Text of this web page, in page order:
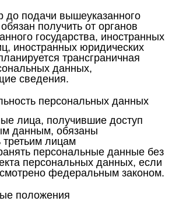
до подачи вышеуказанного
получить от органов
государства, иностранных
иностранных юридических
трансграничная
данных,
сведения.
персональных данных
лица, получившие доступ
данным, обязаны
третьим лицам
персональные данные без
персональных данных, если
федеральным законом.
положения